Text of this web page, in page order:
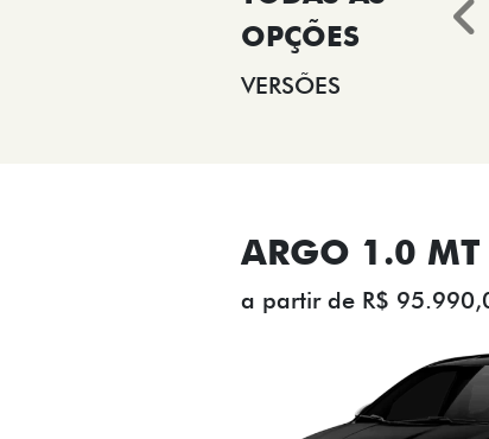
VERSÕES
ARGO 1.0
a partir de R$